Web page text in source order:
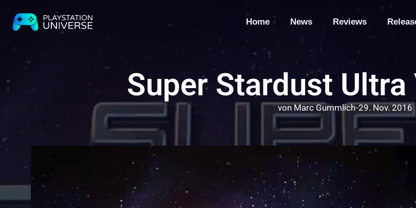
Home News Reviews
Super Stardust Ultra
vonMarc Gummlich 29. Nov. 2016